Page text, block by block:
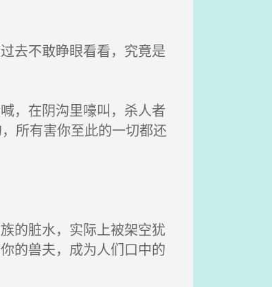
去不敢睁眼看看，究竟是
，在阴沟里嚎叫，杀人者
所有害你至此的一切都还
的脏水，实际上被架空犹
的兽夫，成为人们口中的